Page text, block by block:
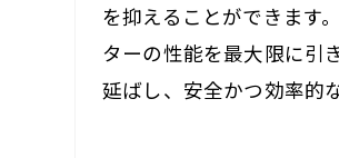
を抑えることができます
ターの性能を最大限に引
延ばし、安全かつ効率的